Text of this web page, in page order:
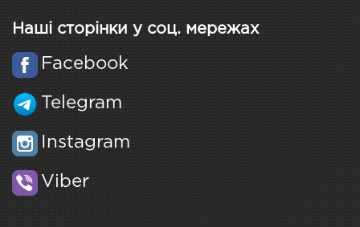
Наші сторінки у соц. мережах
Facebook
Telegram
Instagram
Viber